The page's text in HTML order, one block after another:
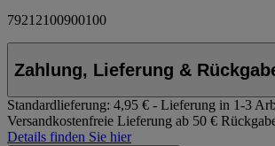
79212100900100
Zahlung, Lieferung &
Standardlieferung: 4,95 € - Lieferung in 1-3
Versandkostenfreie Lieferung ab 50 €
Details finden Sie hier